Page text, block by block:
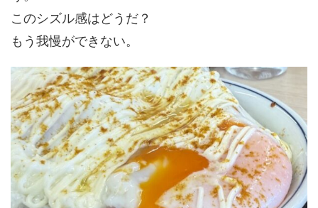
このシズル感はどうだ？
もう我慢ができない。